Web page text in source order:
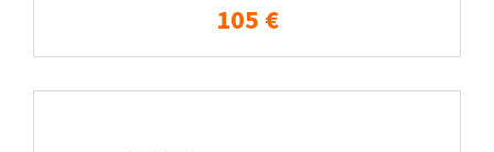
105 €